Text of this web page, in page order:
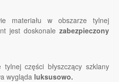
materiału w obszarze tylnej
jest doskonale zabezpieczony
części błyszczący szklany
wygląda luksusowo.